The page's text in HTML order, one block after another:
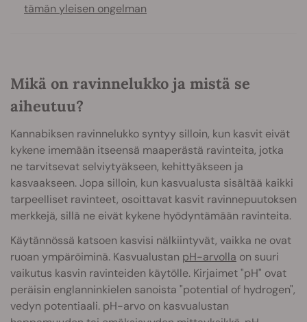
tämän yleisen ongelman
Mikä on ravinnelukko ja mistä se
aiheutuu?
Kannabiksen ravinnelukko syntyy silloin, kun kasvit eivät
kykene imemään itseensä maaperästä ravinteita, jotka
ne tarvitsevat selviytyäkseen, kehittyäkseen ja
kasvaakseen. Jopa silloin, kun kasvualusta sisältää kaikki
tarpeelliset ravinteet, osoittavat kasvit ravinnepuutoksen
merkkejä, sillä ne eivät kykene hyödyntämään ravinteita.
Käytännössä katsoen kasvisi nälkiintyvät, vaikka ne ovat
ruoan ympäröiminä. Kasvualustan pH-arvolla on suuri
vaikutus kasvin ravinteiden käytölle. Kirjaimet "pH" ovat
peräisin englanninkielen sanoista "potential of hydrogen",
vedyn potentiaali. pH-arvo on kasvualustan